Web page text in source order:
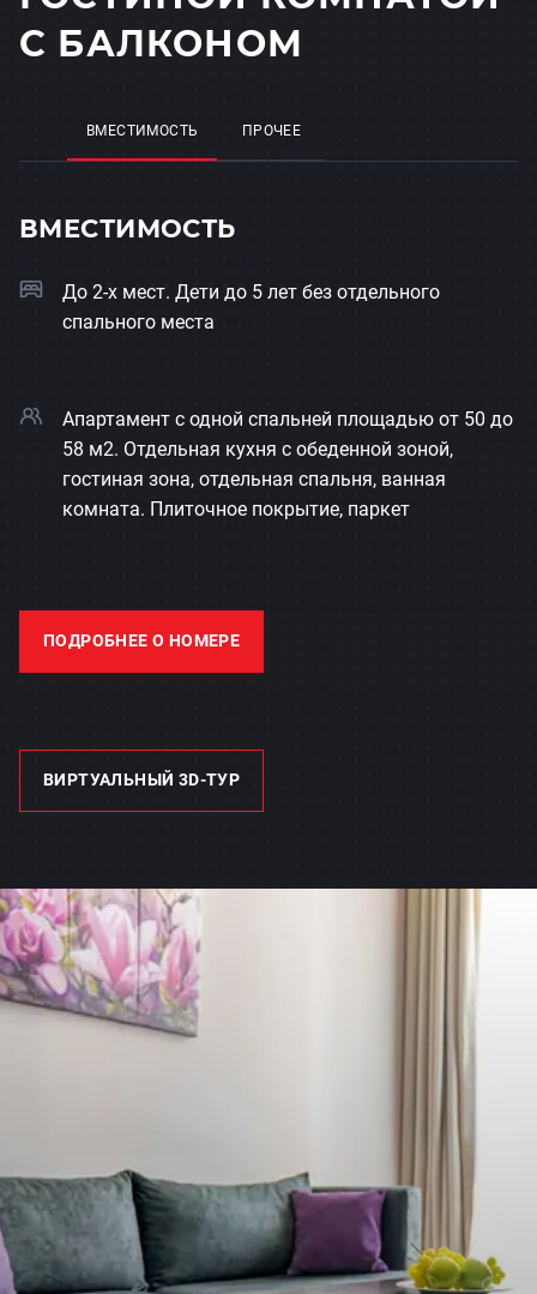
С БАЛКОНОМ
ВМЕСТИМОСТЬ ПРОЧЕЕ
ВМЕСТИМОСТЬ
До 2-х мест. Дети до 5 лет без отдельного
спального места
Апартамент с одной спальней площадью от 50 до
58 м2. Отдельная кухня с обеденной зоной,
гостиная зона, отдельная спальня, ванная
комната. Плиточное покрытие, паркет
ПОДРОБНЕЕ О НОМЕРЕ
ВИРТУАЛЬНЫЙ 3D-ТУР